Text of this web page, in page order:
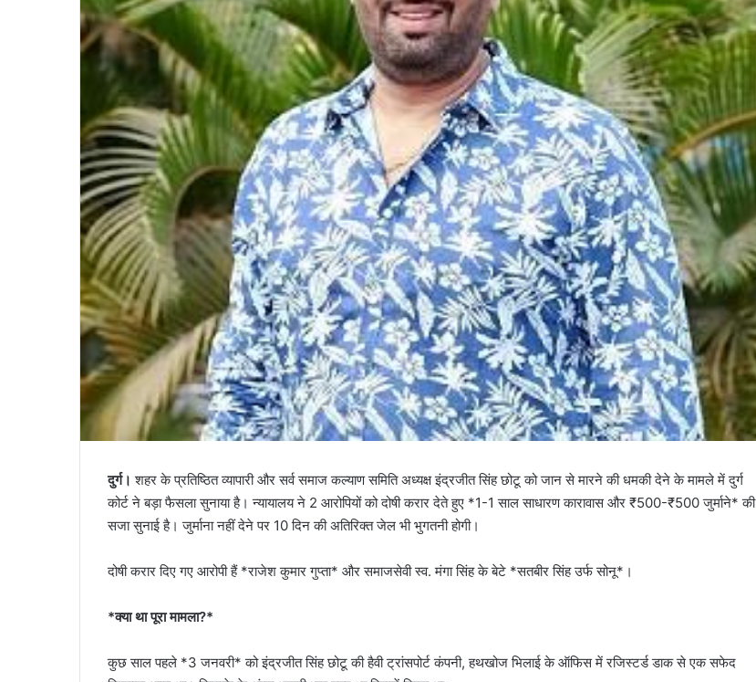
दुर्ग। शहर के प्रतिष्ठित व्यापारी और सर्व समाज कल्याण समिति अध्यक्ष इंद्रजीत सिंह छोटू को जान से मारने की धमकी देने के मामले में दुर्ग
कोर्ट ने बड़ा फैसला सुनाया है। न्यायालय ने 2 आरोपियों को दोषी करार देते हुए *1-1 साल साधारण कारावास और ₹500-₹500 जुर्माने* की
सजा सुनाई है। जुर्माना नहीं देने पर 10 दिन की अतिरिक्त जेल भी भुगतनी होगी।
दोषी करार दिए गए आरोपी हैं *राजेश कुमार गुप्ता* और समाजसेवी स्व. मंगा सिंह के बेटे *सतबीर सिंह उर्फ सोनू*।
*क्या था पूरा मामला?*
कुछ साल पहले *3 जनवरी* को इंद्रजीत सिंह छोटू की हैवी ट्रांसपोर्ट कंपनी, हथखोज भिलाई के ऑफिस में रजिस्टर्ड डाक से एक सफेद